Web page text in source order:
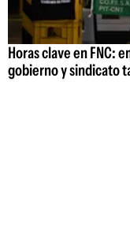
Horas clave en FNC:
gobierno y sindicato